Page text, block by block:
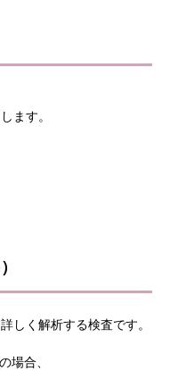
ます。
しく解析する検査です。
場合、